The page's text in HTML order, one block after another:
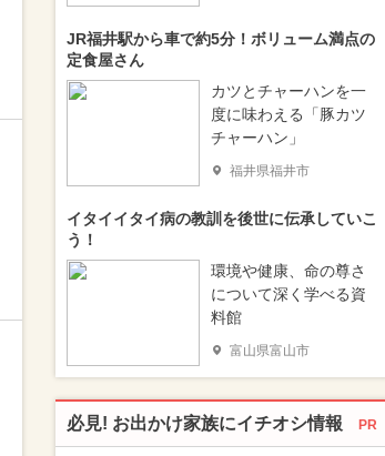
JR福井駅から車で約5分！ボリューム満点の
定食屋さん
カツとチャーハンを一
度に味わえる「豚カツ
チャーハン」
福井県福井市
イタイイタイ病の教訓を後世に伝承していこ
う！
環境や健康、命の尊さ
について深く学べる資
料館
富山県富山市
必見! お出かけ家族にイチオシ情報 PR